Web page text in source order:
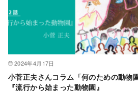
2024年4月17日
小菅正夫さんコラム「何のための動物
『流行から始まった動物園』